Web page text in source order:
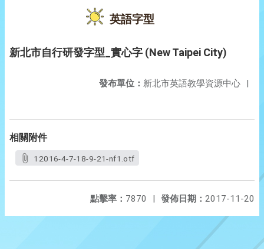
英語字型
新北市自行研發字型_實心字 (New Taipei City)
發布單位： 新北市英語教學資源中心 |
相關附件
12016-4-7-18-9-21-nf1.otf
發佈日期： 2017-11-20
點擊率： 7870 |